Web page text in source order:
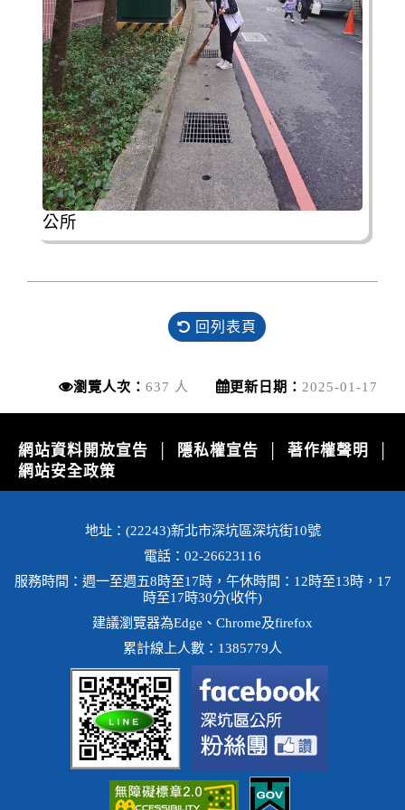
公所
回列表頁
瀏覽人次： 637 人 更新日期： 2025-01-17
網站資料開放宣告 隱私權宣告 著作權聲明
網站安全政策
地址：(22243)新北市深坑區深坑街10號
電話：02-26623116
服務時間：週一至週五8時至17時，午休時間：12時至13時，17
時至17時30分(收件)
建議瀏覽器為Edge、Chrome及firefox
累計線上人數：1385779人